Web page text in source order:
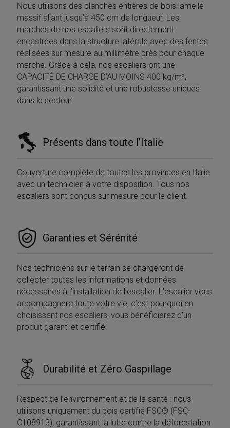
Nous utilisons des planches entières de bois lamellé
massif allant jusqu’à 450 cm de longueur. Les
marches de nos escaliers sont directement
encastrées dans la structure latérale avec des fentes
réalisées sur mesure au millimètre près pour chaque
marche. Grâce à cela, nos escaliers ont une
CAPACITÉ DE CHARGE D’AU MOINS 400 kg/m²,
garantissant une solidité et une robustesse uniques
dans le secteur.
Présents dans toute l’Italie
Couverture complète de toutes les provinces en Italie
avec un technicien à votre disposition. Tous nos
escaliers sont conçus sur mesure pour le client.
Garanties et Sérénité
Nos techniciens sur le terrain se chargeront de
collecter toutes les informations et données
nécessaires à l’installation de l’escalier. L’escalier vous
accompagnera toute votre vie, c’est pourquoi en
choisissant nos escaliers, vous bénéficierez d’un
produit garanti et certifié.
Durabilité et Zéro Gaspillage
Respect de l’environnement et de la santé : nous
utilisons uniquement du bois certifié FSC® (FSC-
C108913), garantissant la lutte contre la déforestation